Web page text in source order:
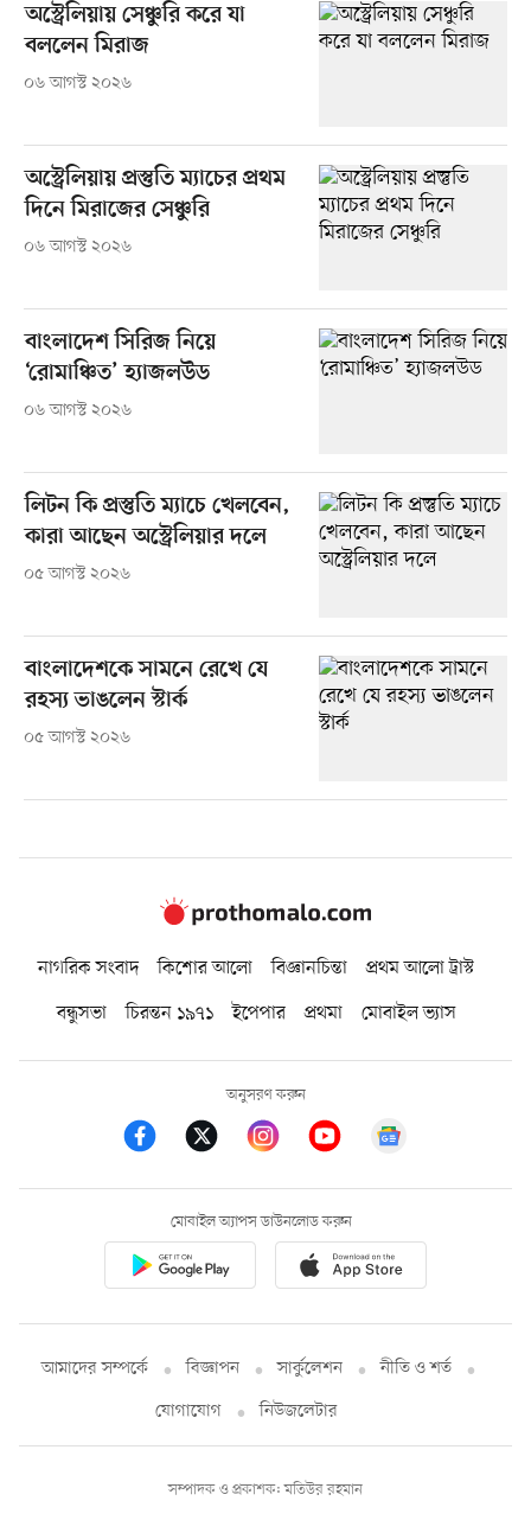
অস্ট্রেলিয়ায় সেঞ্চুরি করে যা
বললেন মিরাজ
০৬ আগস্ট ২০২৬
অস্ট্রেলিয়ায় প্রস্তুতি ম্যাচের প্রথম
দিনে মিরাজের সেঞ্চুরি
০৬ আগস্ট ২০২৬
বাংলাদেশ সিরিজ নিয়ে
‘রোমাঞ্চিত’ হ্যাজলউড
০৬ আগস্ট ২০২৬
লিটন কি প্রস্তুতি ম্যাচে খেলবেন,
কারা আছেন অস্ট্রেলিয়ার দলে
০৫ আগস্ট ২০২৬
বাংলাদেশকে সামনে রেখে যে
রহস্য ভাঙলেন স্টার্ক
০৫ আগস্ট ২০২৬
নাগরিক সংবাদ কিশোর আলো বিজ্ঞানচিন্তা
প্রথম আলো ট্রাস্ট
বন্ধুসভা
চিরন্তন ১৯৭১ ইপেপার প্রথমা মোবাইল ভ্যাস
অনুসরণ করুন
মোবাইল অ্যাপস ডাউনলোড করুন
আমাদের সম্পর্কে বিজ্ঞাপন সার্কুলেশন
নীতি ও শর্ত
যোগাযোগ
নিউজলেটার
সম্পাদক ও প্রকাশক: মতিউর রহমান